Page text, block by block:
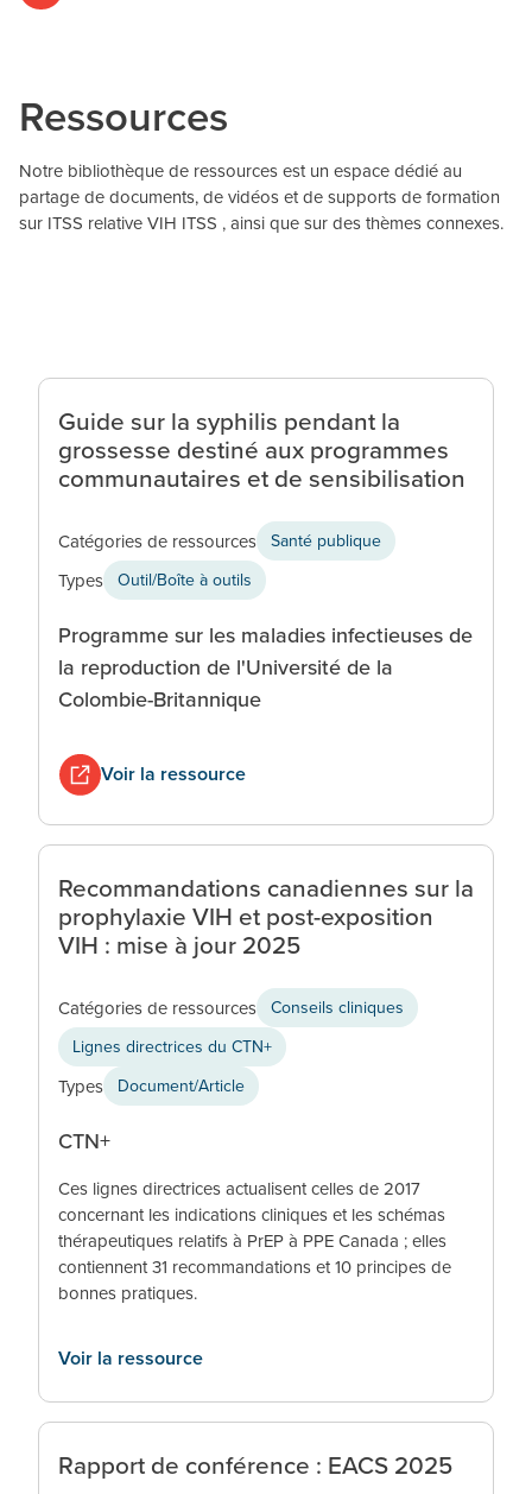
Ressources
Notre bibliothèque de ressources est un espace dédié au
partage de documents, de vidéos et de supports de formation
sur ITSS relative VIH ITSS , ainsi que sur des thèmes connexes.
Guide sur la syphilis pendant la
grossesse destiné aux programmes
communautaires et de sensibilisation
Catégories de ressources Santé publique
Types Outil/Boîte à outils
Programme sur les maladies infectieuses de
la reproduction de l'Université de la
Colombie-Britannique
Voir la ressource
Recommandations canadiennes sur la
prophylaxie VIH et post-exposition
VIH : mise à jour 2025
Catégories de ressources Conseils cliniques
Lignes directrices du CTN+
Types Document/Article
CTN+
Ces lignes directrices actualisent celles de 2017
concernant les indications cliniques et les schémas
thérapeutiques relatifs à PrEP à PPE Canada ; elles
contiennent 31 recommandations et 10 principes de
bonnes pratiques.
Voir la ressource
Rapport de conférence : EACS 2025